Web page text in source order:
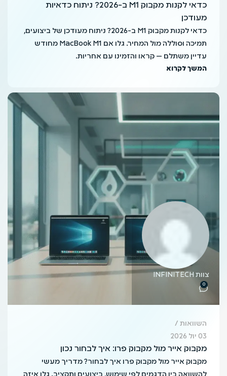
כדאי לקנות מקבוק M1 ב-2026? ניתוח כדאיות
מעודכן
כדאי לקנות מקבוק M1 ב-2026? ניתוח מעודכן של ביצועים,
תמיכה וסוללה מול המחיר. גלו אם MacBook M1 מחודש
עדיין משתלם — קראו והזמינו עם אחריות.
המשך לקרוא
צוות INFINITECH
0
השוואות
03 יול 2026
מקבוק אייר מול מקבוק פרו: איך לבחור נכון
מקבוק אייר מול מקבוק פרו איך לבחור? מדריך מעשי